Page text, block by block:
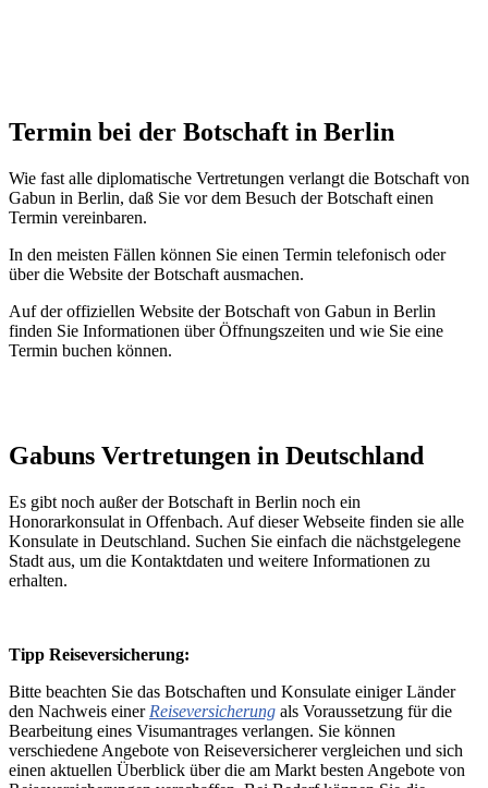
Termin bei der Botschaft in Berlin
Wie fast alle diplomatische Vertretungen verlangt die Botschaft von
Gabun in Berlin, daß Sie vor dem Besuch der Botschaft einen
Termin vereinbaren.
In den meisten Fällen können Sie einen Termin telefonisch oder
über die Website der Botschaft ausmachen.
Auf der offiziellen Website der Botschaft von Gabun in Berlin
finden Sie Informationen über Öffnungszeiten und wie Sie eine
Termin buchen können.
Gabuns Vertretungen in Deutschland
Es gibt noch außer der Botschaft in Berlin noch ein
Honorarkonsulat in Offenbach. Auf dieser Webseite finden sie alle
Konsulate in Deutschland. Suchen Sie einfach die nächstgelegene
Stadt aus, um die Kontaktdaten und weitere Informationen zu
erhalten.
Tipp Reiseversicherung:
Bitte beachten Sie das Botschaften und Konsulate einiger Länder
den Nachweis einer Reiseversicherung als Voraussetzung für die
Bearbeitung eines Visumantrages verlangen. Sie können
verschiedene Angebote von Reiseversicherer vergleichen und sich
einen aktuellen Überblick über die am Markt besten Angebote von